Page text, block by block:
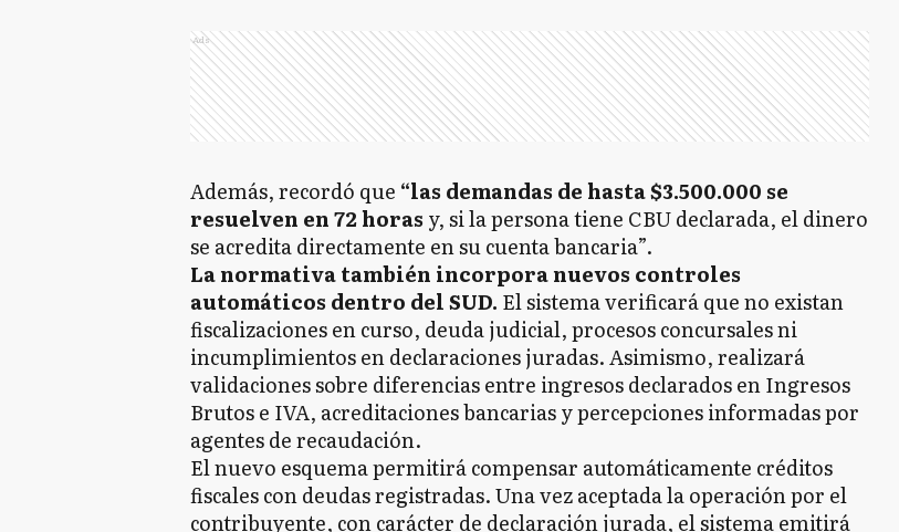
Ads
Además, recordó que “las demandas de hasta $3.500.000 se
resuelven en 72 horas y, si la persona tiene CBU declarada, el dinero
se acredita directamente en su cuenta bancaria”.
La normativa también incorpora nuevos controles
automáticos dentro del SUD. El sistema verificará que no existan
fiscalizaciones en curso, deuda judicial, procesos concursales ni
incumplimientos en declaraciones juradas. Asimismo, realizará
validaciones sobre diferencias entre ingresos declarados en Ingresos
Brutos e IVA, acreditaciones bancarias y percepciones informadas por
agentes de recaudación.
El nuevo esquema permitirá compensar automáticamente créditos
fiscales con deudas registradas. Una vez aceptada la operación por el
contribuyente, con carácter de declaración jurada, el sistema emitirá